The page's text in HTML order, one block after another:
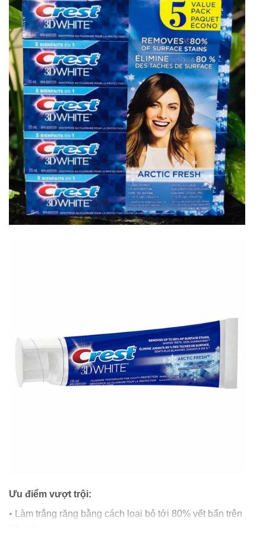
Ưu điểm vượt trội:
• Làm trắng răng bằng cách loại bỏ tới 80% vết bẩn trên